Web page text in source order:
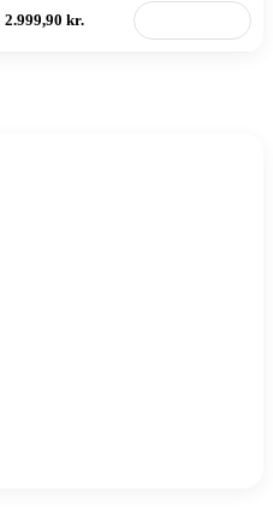
2.999,90 kr.